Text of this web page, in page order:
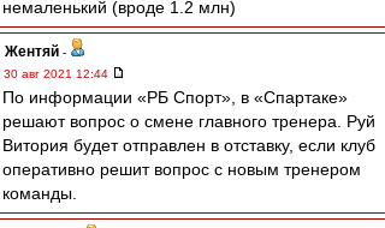
немаленький (вроде 1.2 млн)
Жентяй -
30 авг 2021 12:44
По информации «РБ Спорт», в «Спартаке»
решают вопрос о смене главного тренера. Руй
Витория будет отправлен в отставку, если клуб
оперативно решит вопрос с новым тренером
команды.